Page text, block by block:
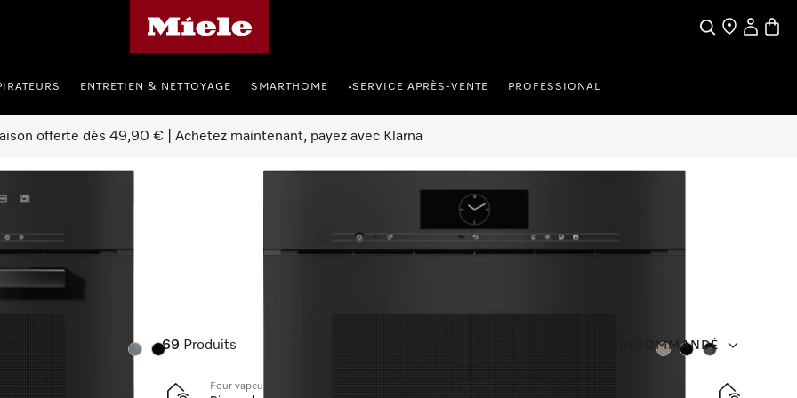
SearchFind a store
My
ENTRETIEN & NETTOYAGE SMARTHOME •SERVICE APRÈS-VENTE PROFESSIONAL
offerte dès 49,90 € | Achetez maintenant, payez avec Klarna
vapeur combinés
69 Produits RECOMMANDÉ
Couleurs
Couleurs Couleurs
Couleurs
Couleurs
Four vapeur combiné sans poignée avec raccordement à l’eau